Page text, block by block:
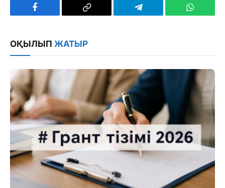
Facebook
Copy
Telegram
ОҚЫЛЫП ЖАТЫР